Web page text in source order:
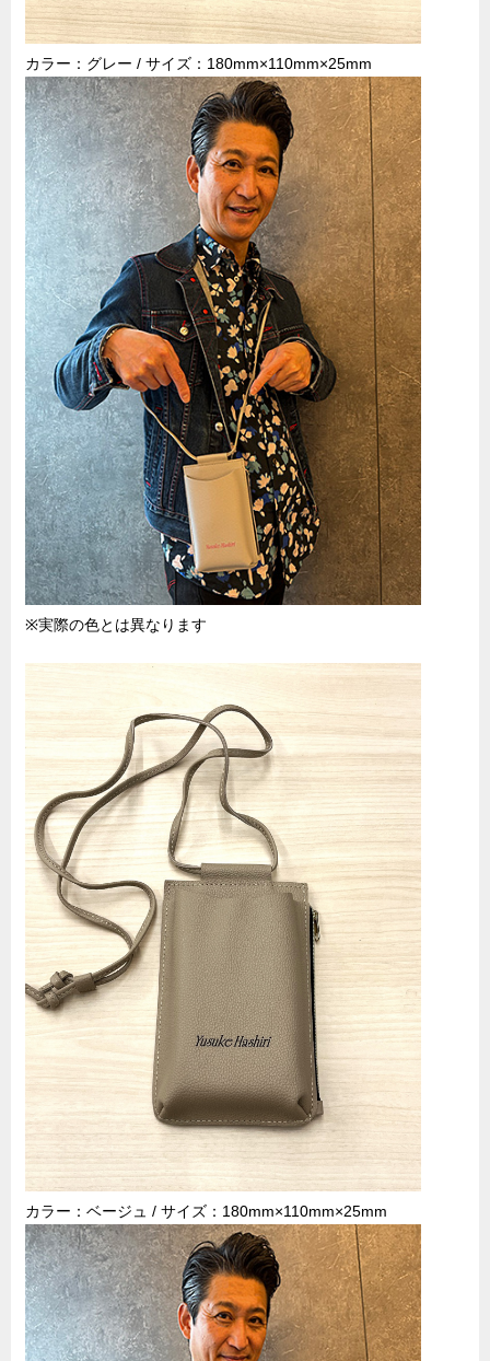
カラー：グレー / サイズ：180mm×110mm×25mm
※実際の色とは異なります
カラー：ベージュ / サイズ：180mm×110mm×25mm